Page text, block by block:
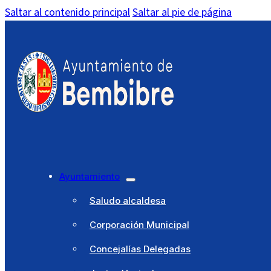
Saltar al contenido principalSaltar al pie de página
Ayuntamiento
Saludo alcaldesa
Corporación Municipal
Policía Local
Protección Civil
Instalaciones
Municipio
Ayuntamiento
Saludo alcaldesa
Corporación Municipal
Concejalías Delegadas